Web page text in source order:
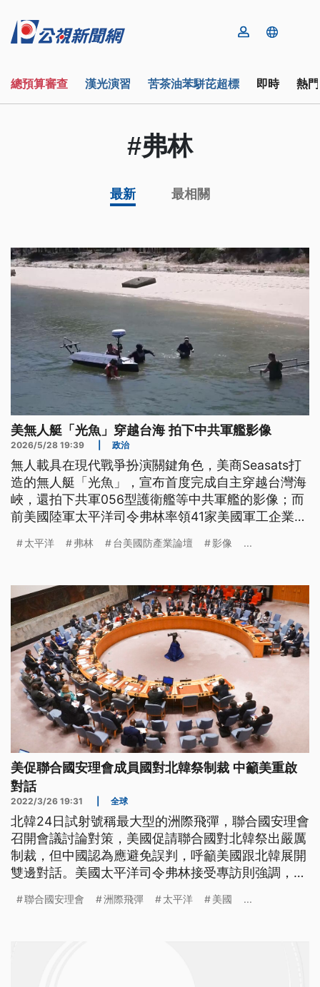
總預算審查 漢光演習 苦茶油苯駢芘超標 即時 熱
#弗林
最新 最相關
美無人艇「光魚」穿越台海 拍下中共軍艦影像
2026/5/28 19:39 政治
無人載具在現代戰爭扮演關鍵角色，美商Seasats打
造的無人艇「光魚」，宣布首度完成自主穿越台灣海
峽，還拍下共軍056型護衛艦等中共軍艦的影像；而
前美國陸軍太平洋司令弗林率領41家美國軍工企業訪
必須建立長期合作關係。
太平洋 弗林 台美國防產業論壇 影像 ...
美促聯合國安理會成員國對北韓祭制裁 中籲美重啟
對話
2022/3/26 19:31 全球
北韓24日試射號稱最大型的洲際飛彈，聯合國安理會
召開會議討論對策，美國促請聯合國對北韓祭出嚴厲
制裁，但中國認為應避免誤判，呼籲美國跟北韓展開
雙邊對話。美國太平洋司令弗林接受專訪則強調，美
聯合國安理會 洲際飛彈 太平洋 美國 ...